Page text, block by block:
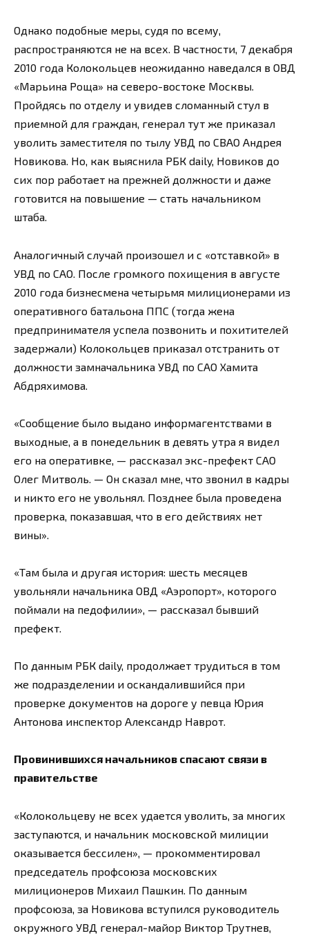
Однако подобные меры, судя по всему,
распространяются не на всех. В частности, 7 декабря
2010 года Колокольцев неожиданно наведался в ОВД
«Марьина Роща» на северо-востоке Москвы.
Пройдясь по отделу и увидев сломанный стул в
приемной для граждан, генерал тут же приказал
уволить заместителя по тылу УВД по СВАО Андрея
Новикова. Но, как выяснила РБК daily, Новиков до
сих пор работает на прежней должности и даже
готовится на повышение — стать начальником
штаба.
Аналогичный случай произошел и с «отставкой» в
УВД по САО. После громкого похищения в августе
2010 года бизнесмена четырьмя милиционерами из
оперативного батальона ППС (тогда жена
предпринимателя успела позвонить и похитителей
задержали) Колокольцев приказал отстранить от
должности замначальника УВД по САО Хамита
Абдряхимова.
«Сообщение было выдано информагентствами в
выходные, а в понедельник в девять утра я видел
его на оперативке, — рассказал экс-префект САО
Олег Митволь. — Он сказал мне, что звонил в кадры
и никто его не увольнял. Позднее была проведена
проверка, показавшая, что в его действиях нет
вины».
«Там была и другая история: шесть месяцев
увольняли начальника ОВД «Аэропорт», которого
поймали на педофилии», — рассказал бывший
префект.
По данным РБК daily, продолжает трудиться в том
же подразделении и оскандалившийся при
проверке документов на дороге у певца Юрия
Антонова инспектор Александр Наврот.
Провинившихся начальников спасают связи в
правительстве
«Колокольцеву не всех удается уволить, за многих
заступаются, и начальник московской милиции
оказывается бессилен», — прокомментировал
председатель профсоюза московских
милиционеров Михаил Пашкин. По данным
профсоюза, за Новикова вступился руководитель
окружного УВД генерал-майор Виктор Трутнев,